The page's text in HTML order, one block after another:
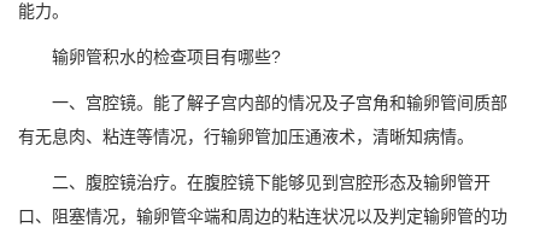
能力。
输卵管积水的检查项目有哪些?
一、宫腔镜。能了解子宫内部的情况及子宫角和输卵管间质部
有无息肉、粘连等情况，行输卵管加压通液术，清晰知病情。
二、腹腔镜治疗。在腹腔镜下能够见到宫腔形态及输卵管开
口、阻塞情况，输卵管伞端和周边的粘连状况以及判定输卵管的功